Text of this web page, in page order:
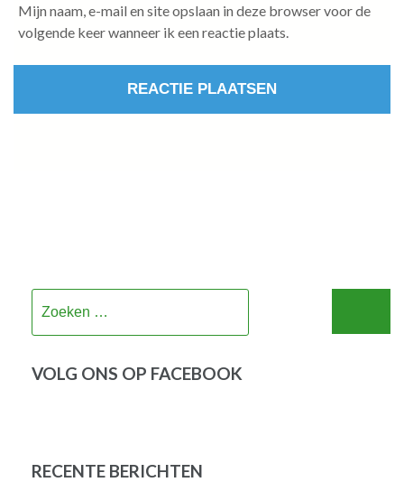
Mijn naam, e-mail en site opslaan in deze browser voor de
volgende keer wanneer ik een reactie plaats.
VOLG ONS OP FACEBOOK
RECENTE BERICHTEN